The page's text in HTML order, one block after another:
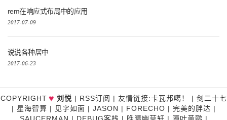
rem在响应式布局中的应用
2017-07-09
说说各种居中
2017-06-23
COPYRIGHT♥ 刘悦 | RSS订阅 | 友情链接:卡瓦邦噶！ | 剑二十七
| 星海智算 | 见字如面 | JASON | FORECHO | 完美的胖达 |